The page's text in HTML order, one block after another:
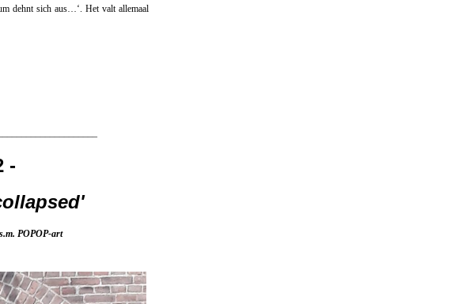
dehnt sich aus…‘. Het valt allemaal
-
POPOP-art